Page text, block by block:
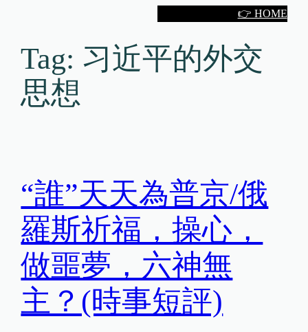
👉 HOME
Tag: 习近平的外交
思想
“誰”天天為普京/俄
羅斯祈福，操心，
做噩夢，六神無
主？(時事短評)